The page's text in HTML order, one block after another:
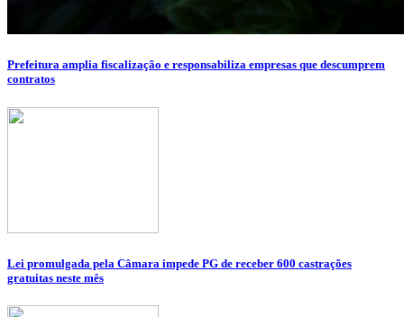
Prefeitura amplia fiscalização e responsabiliza empresas que descumprem
contratos
Lei promulgada pela Câmara impede PG de receber 600 castrações
gratuitas neste mês